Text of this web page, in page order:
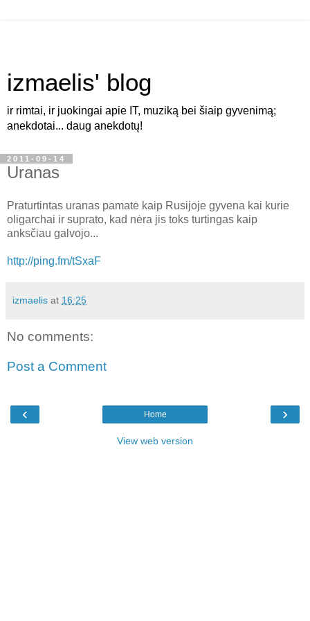
izmaelis' blog
ir rimtai, ir juokingai apie IT, muziką bei šiaip gyvenimą;
anekdotai... daug anekdotų!
2011-09-14
Uranas
Praturtintas uranas pamatė kaip Rusijoje gyvena kai kurie
oligarchai ir suprato, kad nėra jis toks turtingas kaip
anksčiau galvojo...
http://ping.fm/tSxaF
izmaelis at 16:25
No comments:
Post a Comment
‹ ›
Home
View web version